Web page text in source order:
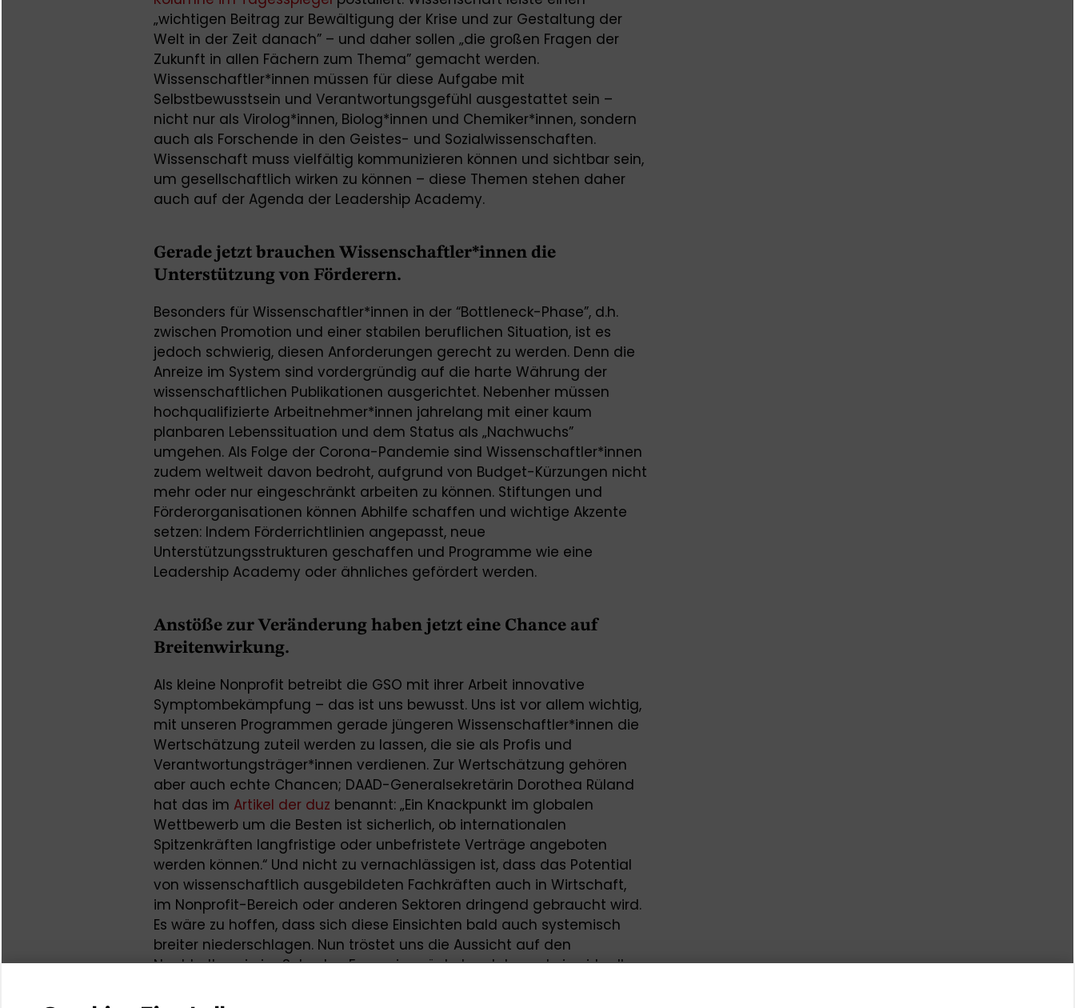
„wichtigen Beitrag zur Bewältigung der Krise und zur Gestaltung der
Welt in der Zeit danach” – und daher sollen „die großen Fragen der
Zukunft in allen Fächern zum Thema” gemacht werden.
Wissenschaftler*innen müssen für diese Aufgabe mit
Selbstbewusstsein und Verantwortungsgefühl ausgestattet sein –
nicht nur als Virolog*innen, Biolog*innen und Chemiker*innen, sondern
auch als Forschende in den Geistes- und Sozialwissenschaften.
Wissenschaft muss vielfältig kommunizieren können und sichtbar sein,
um gesellschaftlich wirken zu können – diese Themen stehen daher
auch auf der Agenda der Leadership Academy.
Gerade jetzt brauchen Wissenschaftler*innen die
Unterstützung von Förderern.
Besonders für Wissenschaftler*innen in der “Bottleneck-Phase”, d.h.
zwischen Promotion und einer stabilen beruflichen Situation, ist es
jedoch schwierig, diesen Anforderungen gerecht zu werden. Denn die
Anreize im System sind vordergründig auf die harte Währung der
wissenschaftlichen Publikationen ausgerichtet. Nebenher müssen
hochqualifizierte Arbeitnehmer*innen jahrelang mit einer kaum
planbaren Lebenssituation und dem Status als „Nachwuchs”
umgehen. Als Folge der Corona-Pandemie sind Wissenschaftler*innen
zudem weltweit davon bedroht, aufgrund von Budget-Kürzungen nicht
mehr oder nur eingeschränkt arbeiten zu können. Stiftungen und
Förderorganisationen können Abhilfe schaffen und wichtige Akzente
setzen: Indem Förderrichtlinien angepasst, neue
Unterstützungsstrukturen geschaffen und Programme wie eine
Leadership Academy oder ähnliches gefördert werden.
Anstöße zur Veränderung haben jetzt eine Chance auf
Breitenwirkung.
Als kleine Nonprofit betreibt die GSO mit ihrer Arbeit innovative
Symptombekämpfung – das ist uns bewusst. Uns ist vor allem wichtig,
mit unseren Programmen gerade jüngeren Wissenschaftler*innen die
Wertschätzung zuteil werden zu lassen, die sie als Profis und
Verantwortungsträger*innen verdienen. Zur Wertschätzung gehören
aber auch echte Chancen; DAAD-Generalsekretärin Dorothea Rüland
hat das im Artikel der duz benannt: „Ein Knackpunkt im globalen
Wettbewerb um die Besten ist sicherlich, ob internationalen
Spitzenkräften langfristige oder unbefristete Verträge angeboten
werden können.“ Und nicht zu vernachlässigen ist, dass das Potential
von wissenschaftlich ausgebildeten Fachkräften auch in Wirtschaft,
im Nonprofit-Bereich oder anderen Sektoren dringend gebraucht wird.
Es wäre zu hoffen, dass sich diese Einsichten bald auch systemisch
breiter niederschlagen. Nun tröstet uns die Aussicht auf den
Nachholtermin im Schader-Forum im nächsten Jahr und ein virtuelles